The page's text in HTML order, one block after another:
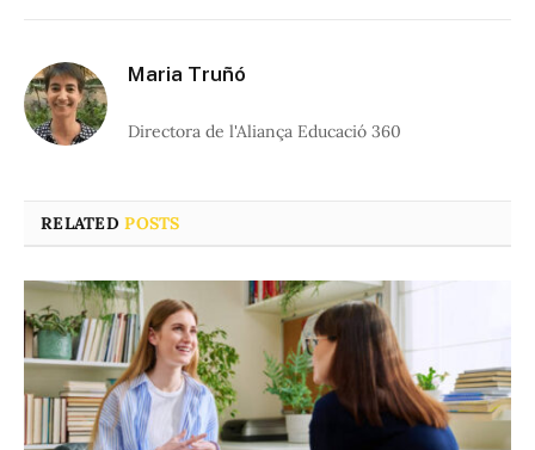
Maria Truñó
Directora de l'Aliança Educació 360
RELATEDPOSTS